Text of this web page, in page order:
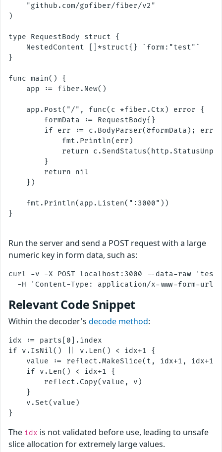
    "github.com/gofiber/fiber/v2"
)
type RequestBody struct {
    NestedContent []*struct{} `form:"test"`
}
func main() {
    app := fiber.New()
    app.Post("/", func(c *fiber.Ctx) error {
        formData := RequestBody{}
if err := c.BodyParser(&formData); err
            fmt.Println(err)
return
        }
        return nil
    })
    fmt.Println(app.Listen(":3000"))
}
Run the server and send a POST request with a large
numeric key in form data, such as:
curl -v -X POST localhost:3000 --data-raw
Relevant Code Snippet
Within the decoder's decode method:
idx := parts[0].index
if v.IsNil() || v.Len() < idx+1 {
value := reflect.MakeSlice(t, idx+1,
    if v.Len() < idx+1 {
        reflect.Copy(value, v)
    }
    v.Set(value)
The idx is not validated before use, leading to unsafe
slice allocation for extremely large values.